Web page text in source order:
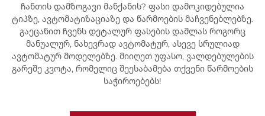
ჩანთის დამზოგავი მანქანის? ფასი დამოკიდებულია
ტიპზე, ავტომატიზაციაზე და წარმოების მაჩვენებლებზე.
გაეცანით ჩვენს დეტალურ ფასების დაშლას როგორც
მანუალურ, ნახევრად ავტომატურ, ასევე სრულიად
ავტომატურ მოდელებზე. მიიღეთ უფასო, ვალდებულების
გარეშე კვოტა, რომელიც შეესაბამება თქვენი წარმოების
საჭიროებებს!